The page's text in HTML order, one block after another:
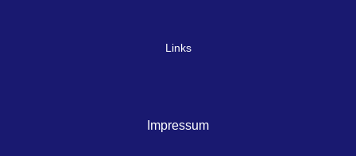
Links
Impressum